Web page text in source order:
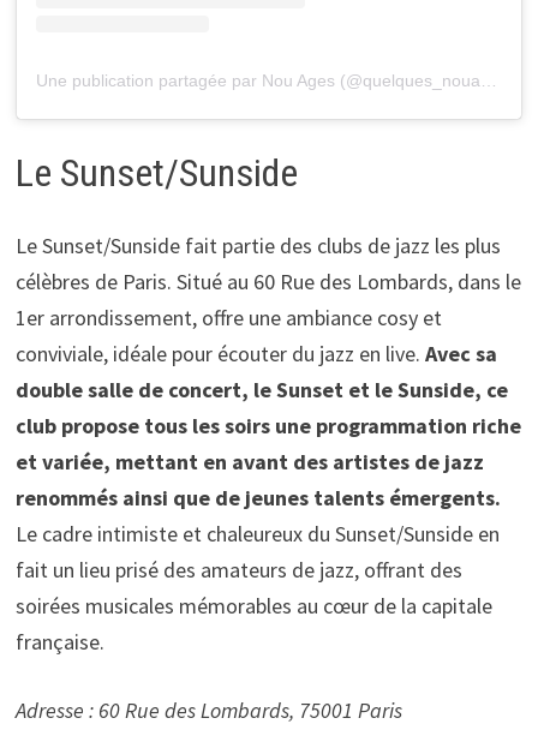
Le Sunset/Sunside
Le Sunset/Sunside fait partie des clubs de jazz les plus
célèbres de Paris. Situé au 60 Rue des Lombards, dans le
1er arrondissement, offre une ambiance cosy et
conviviale, idéale pour écouter du jazz en live. Avec sa
double salle de concert, le Sunset et le Sunside, ce
club propose tous les soirs une programmation riche
et variée, mettant en avant des artistes de jazz
renommés ainsi que de jeunes talents émergents.
Le cadre intimiste et chaleureux du Sunset/Sunside en
fait un lieu prisé des amateurs de jazz, offrant des
soirées musicales mémorables au cœur de la capitale
française.
Adresse : 60 Rue des Lombards, 75001 Paris